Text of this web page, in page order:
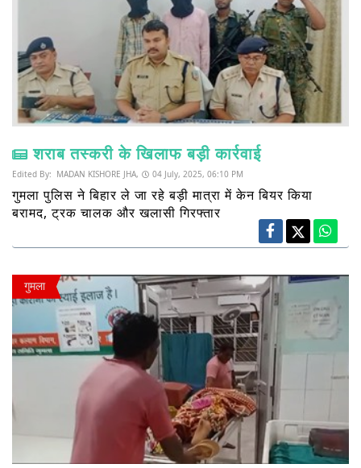
शराब तस्करी के खिलाफ बड़ी कार्रवाई
Edited By: MADAN KISHORE JHA, 04 July, 2025, 06:10 PM
गुमला पुलिस ने बिहार ले जा रहे बड़ी मात्रा में केन बियर किया
बरामद, ट्रक चालक और खलासी गिरफ्तार
गुमला